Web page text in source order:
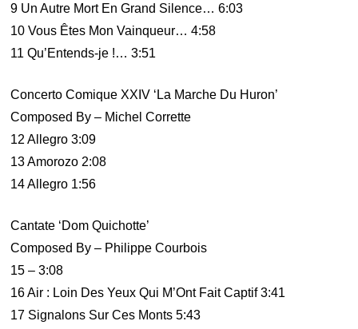
9 Un Autre Mort En Grand Silence… 6:03
10 Vous Êtes Mon Vainqueur… 4:58
11 Qu’Entends-je !… 3:51
Concerto Comique XXIV ‘La Marche Du Huron’
Composed By – Michel Corrette
12 Allegro 3:09
13 Amorozo 2:08
14 Allegro 1:56
Cantate ‘Dom Quichotte’
Composed By – Philippe Courbois
15 – 3:08
16 Air : Loin Des Yeux Qui M’Ont Fait Captif 3:41
17 Signalons Sur Ces Monts 5:43